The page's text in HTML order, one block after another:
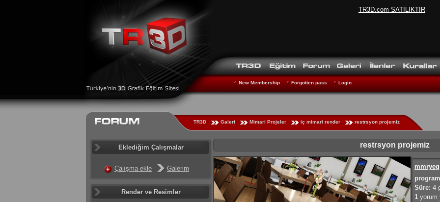
TR3D.com SATILIKTIR
New Membership Forgotten pass Login
TR3D Galeri Mimari Projeler iç mimari render restrsyon projemiz
restrsyon projemiz
mmryeg
Süre: 4
1 yorum
Eklediğim Çalışmalar
Çalışma ekle Galerim
Render ve Resimler